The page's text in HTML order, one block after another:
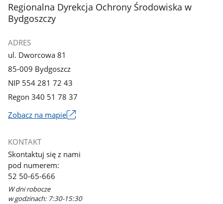
stopka
Regionalna Dyrekcja Ochrony Środowiska w
Bydgoszczy
ADRES
ul. Dworcowa 81
85-009 Bydgoszcz
NIP 554 281 72 43
Regon 340 51 78 37
Zobacz na mapie
się
w
nowym
oknie
KONTAKT
Skontaktuj się z nami
pod numerem:
52 50-65-666
W dni robocze
w godzinach: 7:30-15:30